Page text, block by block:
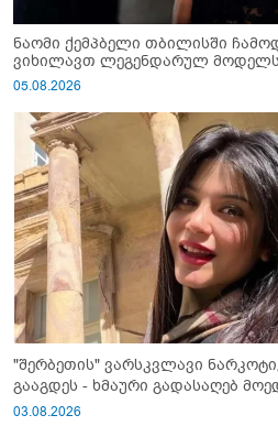
ნაომი ქემპბელი თბილისში
ვიხილავთ ლეგენდარულ
05.08.2026
"შერბეთის" ვარსკვლავი
გააგდეს - ხმაური გადასაღებ
03.08.2026